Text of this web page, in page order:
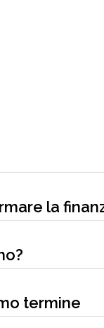
la
termine